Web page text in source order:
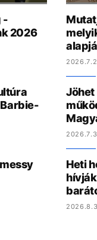
-
2026
Jöhet
Heti